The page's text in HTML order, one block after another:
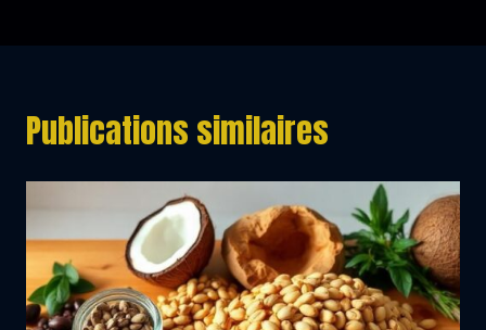
Publications similaires